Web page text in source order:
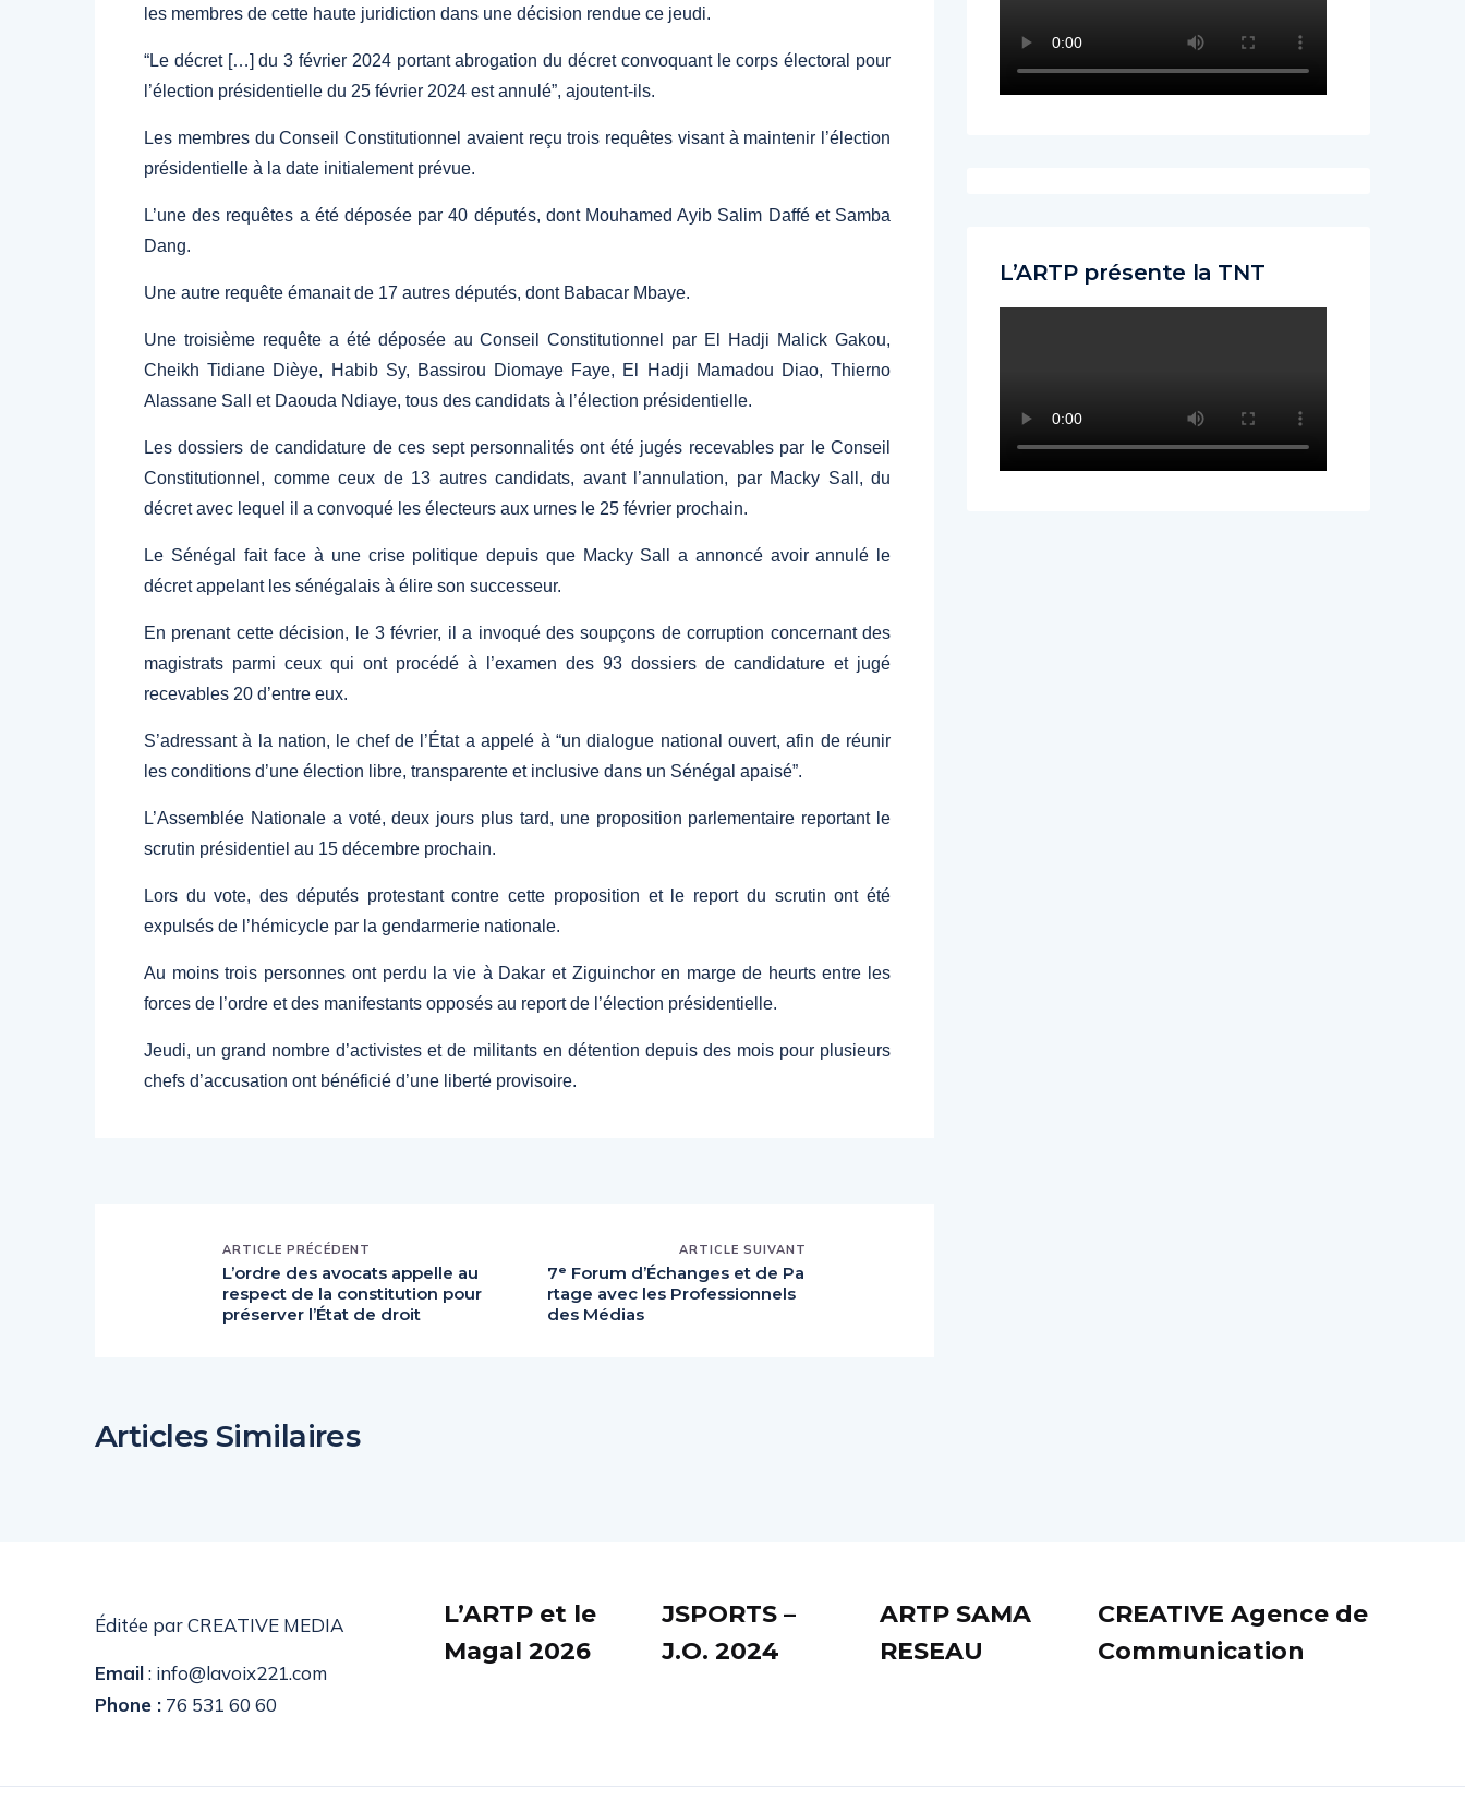
les membres de cette haute juridiction dans une décision rendue ce jeudi.
“Le décret […] du 3 février 2024 portant abrogation du décret convoquant le corps électoral pour
l’élection présidentielle du 25 février 2024 est annulé”, ajoutent-ils.
Les membres du Conseil Constitutionnel avaient reçu trois requêtes visant à maintenir l’élection
présidentielle à la date initialement prévue.
L’une des requêtes a été déposée par 40 députés, dont Mouhamed Ayib Salim Daffé et Samba
Dang.
Une autre requête émanait de 17 autres députés, dont Babacar Mbaye.
Une troisième requête a été déposée au Conseil Constitutionnel par El Hadji Malick Gakou,
Cheikh Tidiane Dièye, Habib Sy, Bassirou Diomaye Faye, El Hadji Mamadou Diao, Thierno
Alassane Sall et Daouda Ndiaye, tous des candidats à l’élection présidentielle.
Les dossiers de candidature de ces sept personnalités ont été jugés recevables par le Conseil
Constitutionnel, comme ceux de 13 autres candidats, avant l’annulation, par Macky Sall, du
décret avec lequel il a convoqué les électeurs aux urnes le 25 février prochain.
Le Sénégal fait face à une crise politique depuis que Macky Sall a annoncé avoir annulé le
décret appelant les sénégalais à élire son successeur.
En prenant cette décision, le 3 février, il a invoqué des soupçons de corruption concernant des
magistrats parmi ceux qui ont procédé à l’examen des 93 dossiers de candidature et jugé
recevables 20 d’entre eux.
S’adressant à la nation, le chef de l’État a appelé à “un dialogue national ouvert, afin de réunir
les conditions d’une élection libre, transparente et inclusive dans un Sénégal apaisé”.
L’Assemblée Nationale a voté, deux jours plus tard, une proposition parlementaire reportant le
scrutin présidentiel au 15 décembre prochain.
Lors du vote, des députés protestant contre cette proposition et le report du scrutin ont été
expulsés de l’hémicycle par la gendarmerie nationale.
Au moins trois personnes ont perdu la vie à Dakar et Ziguinchor en marge de heurts entre les
forces de l’ordre et des manifestants opposés au report de l’élection présidentielle.
Jeudi, un grand nombre d’activistes et de militants en détention depuis des mois pour plusieurs
chefs d’accusation ont bénéficié d’une liberté provisoire.
ARTICLE PRÉCÉDENT
L’ordre des avocats appelle au
respect de la constitution pour
préserver l’État de droit
ARTICLE SUIVANT
7ᵉ Forum d’Échanges et de Pa
rtage avec les Professionnels
des Médias
L’ARTP présente la TNT
Articles Similaires
Éditée par CREATIVE MEDIA
Email: info@lavoix221.com
Phone : 76 531 60 60
L’ARTP et le
Magal 2026
JSPORTS –
J.O. 2024
ARTP SAMA
RESEAU
CREATIVE Agence de
Communication